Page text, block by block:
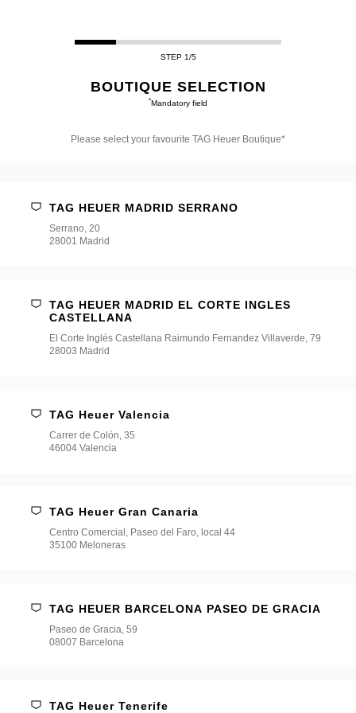
STEP 1/5
BOUTIQUE SELECTION
*Mandatory field
Please select your favourite TAG Heuer Boutique*
favourite
TAG HEUER MADRID SERRANO
Serrano, 20
28001 Madrid
TAG HEUER MADRID EL CORTE INGLES
CASTELLANA
El Corte Inglés Castellana Raimundo Fernandez Villaverde, 79
28003 Madrid
TAG Heuer Valencia
Carrer de Colón, 35
46004 Valencia
TAG Heuer Gran Canaria
Centro Comercial, Paseo del Faro, local 44
35100 Meloneras
TAG HEUER BARCELONA PASEO DE GRACIA
Paseo de Gracia, 59
08007 Barcelona
TAG Heuer Tenerife